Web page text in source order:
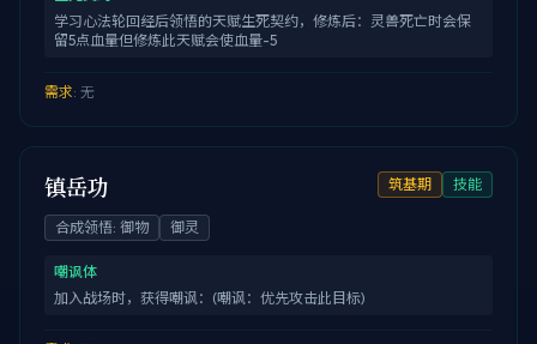
学习心法轮回经后领悟的天赋生死契约，修炼后：灵兽死亡时会保
留5点血量但修炼此天赋会使血量-5
需求: 无
镇岳功 筑基期 技能
合成领悟: 御物 御灵
嘲讽体
加入战场时，获得嘲讽：(嘲讽：优先攻击此目标)